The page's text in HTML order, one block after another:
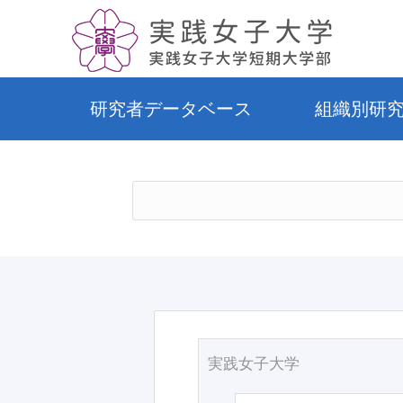
研究者データベース 組織別研
実践女子大学